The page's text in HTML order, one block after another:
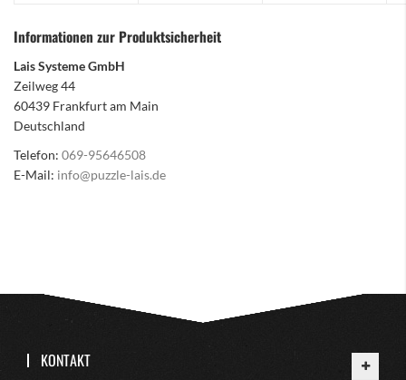
Informationen zur Produktsicherheit
Lais Systeme GmbH
Zeilweg 44
60439 Frankfurt am Main
Deutschland
Telefon: 069-95646508
E-Mail: info@puzzle-lais.de
KONTAKT